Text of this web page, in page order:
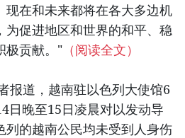
现在和未来都将在各大多边机
为促进地区和世界的和平、稳
极贡献。" （阅读全文）
报道，越南驻以色列大使馆6
日晚至15日凌晨对以发动导
列的越南公民均未受到人身伤